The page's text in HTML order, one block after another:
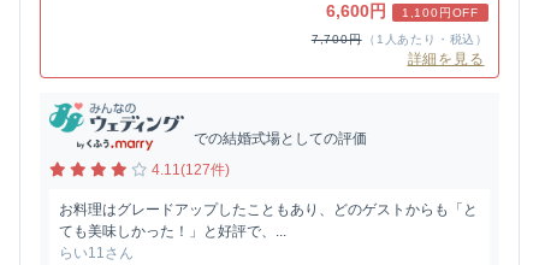
6,600円
1,100円OFF
7,700円
（1人あたり・税込）
詳細を見る
での結婚式場としての評価
4.11(127件)
お料理はグレードアップしたこともあり、どのゲストからも「と
ても美味しかった！」と好評で、...
らい11さん